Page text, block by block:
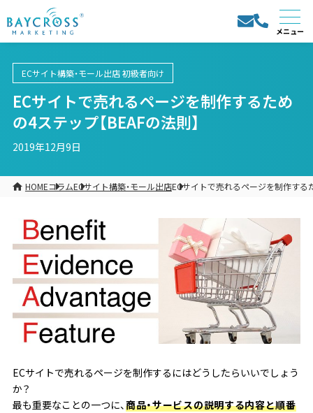
ECサイト構築・モール出店初級者向け
ECサイトで売れるページを制作するため
の4ステップ【BEAFの法則】
2019年12月9日
HOMEコラムECサイト構築・モール出店ECサイトで売れるページを制作する
ECサイトで売れるページを制作するにはどうしたらいいでしょう
か？
最も重要なことの一つに、商品・サービスの説明する内容と順番